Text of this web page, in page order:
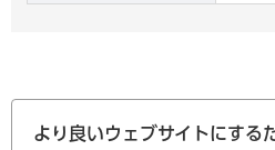
より良いウェブサイトにする